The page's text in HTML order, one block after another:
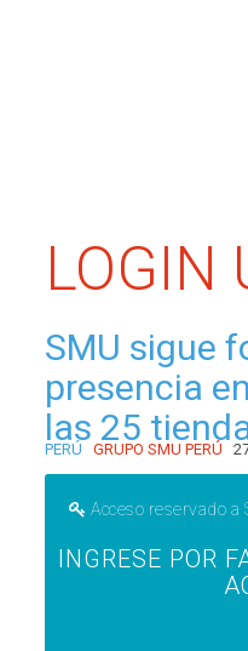
LOGIN
SMU sigue
presencia
las 25
PERÚ GRUPO SMU PERÚ
Acceso reservado a
INGRESE POR